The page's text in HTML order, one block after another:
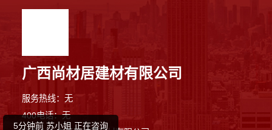
广西尚材居建材有限公司
服务热线：无
400电话：无
1分钟前 陈先生 正在咨询
1分钟前 林小姐 正在咨询
5分钟前 苏小姐 正在咨询